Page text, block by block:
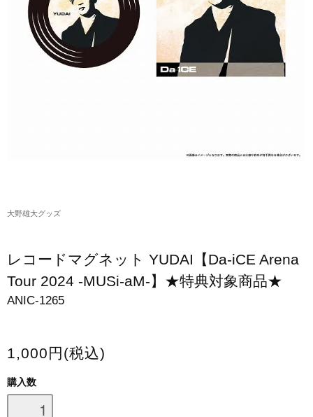
アクリルスタンド・アクセサリー・帽子
缶バッジ・ステッカー
和田颯｜Wagic Hour Worksグッズ
クリスマスアイテム
EC限定グッズ
会場限定グッズ
大野雄大グッズ
レコードマグネット YUDAI【Da-iCE Arena
Tour 2024 -MUSi-aM-】★特典対象商品★
ANIC-1265
1,000円(税込)
購入数